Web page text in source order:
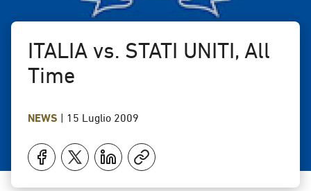
ITALIA vs. STATI UNITI, All
Time
NEWS | 15 Luglio 2009